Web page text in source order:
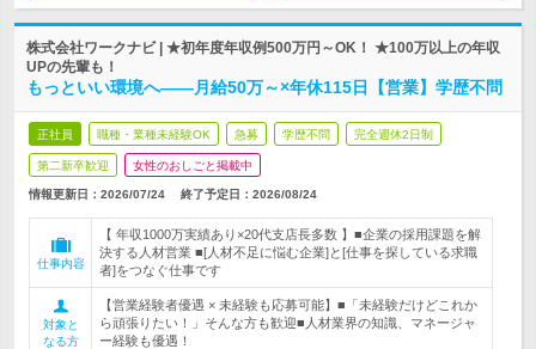
株式会社ワークナビ | ★初年度年収例500万円～OK！ ★100万以上の年収
UPの先輩も！
もっといい環境へ――月給50万～×年休115日【営業】学歴不問
正社員 職種・業種未経験OK 急募 学歴不問 完全週休2日制
第二新卒歓迎 女性のおしごと掲載中
情報更新日：2026/07/24 終了予定日： 2026/08/24
仕事内容
【 年収1000万実績あり×20代支店長多数 】■企業の採用課題を解
決する人材営業 ■[人材不足に悩む企業]と[仕事を探している求職
者]をつなぐ仕事です
対象と
なる方
【営業経験者優遇 × 未経験も応募可能】■「未経験だけどこれか
ら頑張りたい！」そんな方も歓迎■人材業界の知識、マネージャ
ー経験も優遇！